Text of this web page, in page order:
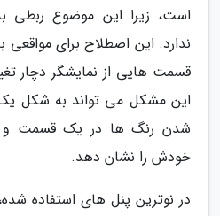
است، زیرا این موضوع ربطی
ندارد. این اصطلاح برای
قسمت هایی از نمایشگر دچار
این مشکل می تواند به شکل
شدن رنگ ها در یک قسمت و
خودش را نشان دهد.
در نوترین پنل های استفاده